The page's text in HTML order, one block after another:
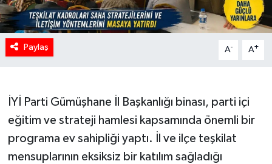
Paylaş A- A+
İYİ Parti Gümüşhane İl Başkanlığı binası, parti içi
eğitim ve strateji hamlesi kapsamında önemli bir
programa ev sahipliği yaptı. İl ve ilçe teşkilat
mensuplarının eksiksiz bir katılım sağladığı